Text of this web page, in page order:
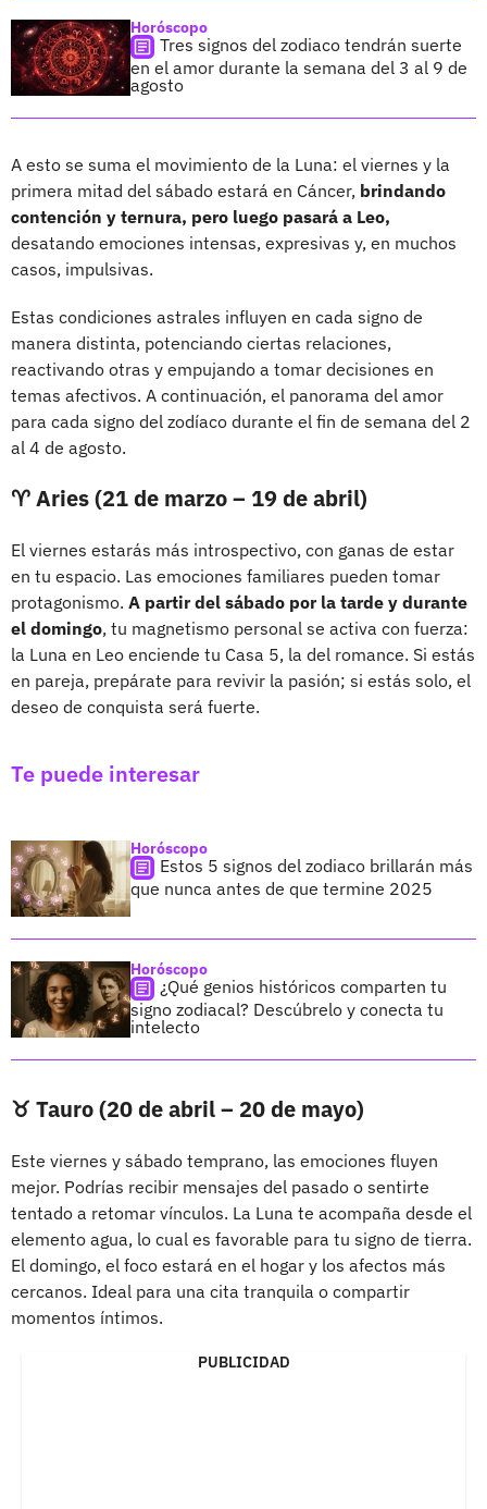
Horóscopo
Tres signos del zodiaco tendrán suerte
en el amor durante la semana del 3 al 9 de
agosto
A esto se suma el movimiento de la Luna: el viernes y la
primera mitad del sábado estará en Cáncer, brindando
contención y ternura, pero luego pasará a Leo,
desatando emociones intensas, expresivas y, en muchos
casos, impulsivas.
Estas condiciones astrales influyen en cada signo de
manera distinta, potenciando ciertas relaciones,
reactivando otras y empujando a tomar decisiones en
temas afectivos. A continuación, el panorama del amor
para cada signo del zodíaco durante el fin de semana del 2
al 4 de agosto.
♈ Aries (21 de marzo – 19 de abril)
El viernes estarás más introspectivo, con ganas de estar
en tu espacio. Las emociones familiares pueden tomar
protagonismo. A partir del sábado por la tarde y durante
el domingo, tu magnetismo personal se activa con fuerza:
la Luna en Leo enciende tu Casa 5, la del romance. Si estás
en pareja, prepárate para revivir la pasión; si estás solo, el
deseo de conquista será fuerte.
Te puede interesar
Horóscopo
Estos 5 signos del zodiaco brillarán más
que nunca antes de que termine 2025
Horóscopo
¿Qué genios históricos comparten tu
signo zodiacal? Descúbrelo y conecta tu
intelecto
♉ Tauro (20 de abril – 20 de mayo)
Este viernes y sábado temprano, las emociones fluyen
mejor. Podrías recibir mensajes del pasado o sentirte
tentado a retomar vínculos. La Luna te acompaña desde el
elemento agua, lo cual es favorable para tu signo de tierra.
El domingo, el foco estará en el hogar y los afectos más
cercanos. Ideal para una cita tranquila o compartir
momentos íntimos.
PUBLICIDAD